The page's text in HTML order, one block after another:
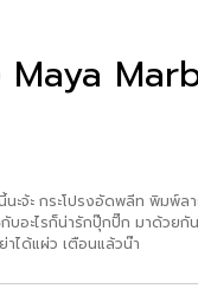
Maya
นะจ้ะ กระโปรงอัดพลีท พิมพ์
บอะไรก็น่ารักปุ๊กปิ๊ก มาด้วยกั
ได้แผ่ว เตือนแล้วน๊า